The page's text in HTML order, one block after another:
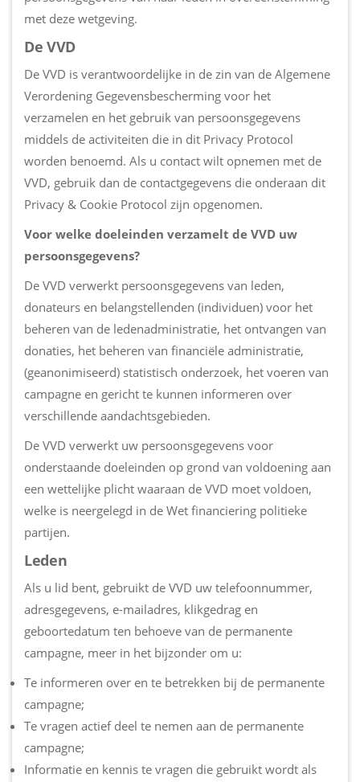
met deze wetgeving.
De VVD
De VVD is verantwoordelijke in de zin van de Algemene
Verordening Gegevensbescherming voor het
verzamelen en het gebruik van persoonsgegevens
middels de activiteiten die in dit Privacy Protocol
worden benoemd. Als u contact wilt opnemen met de
VVD, gebruik dan de contactgegevens die onderaan dit
Privacy & Cookie Protocol zijn opgenomen.
Voor welke doeleinden verzamelt de VVD uw
persoonsgegevens?
De VVD verwerkt persoonsgegevens van leden,
donateurs en belangstellenden (individuen) voor het
beheren van de ledenadministratie, het ontvangen van
donaties, het beheren van financiële administratie,
(geanonimiseerd) statistisch onderzoek, het voeren van
campagne en gericht te kunnen informeren over
verschillende aandachtsgebieden.
De VVD verwerkt uw persoonsgegevens voor
onderstaande doeleinden op grond van voldoening aan
een wettelijke plicht waaraan de VVD moet voldoen,
welke is neergelegd in de Wet financiering politieke
partijen.
Leden
Als u lid bent, gebruikt de VVD uw telefoonnummer,
adresgegevens, e-mailadres, klikgedrag en
geboortedatum ten behoeve van de permanente
campagne, meer in het bijzonder om u:
Te informeren over en te betrekken bij de permanente
campagne;
Te vragen actief deel te nemen aan de permanente
campagne;
Informatie en kennis te vragen die gebruikt wordt als